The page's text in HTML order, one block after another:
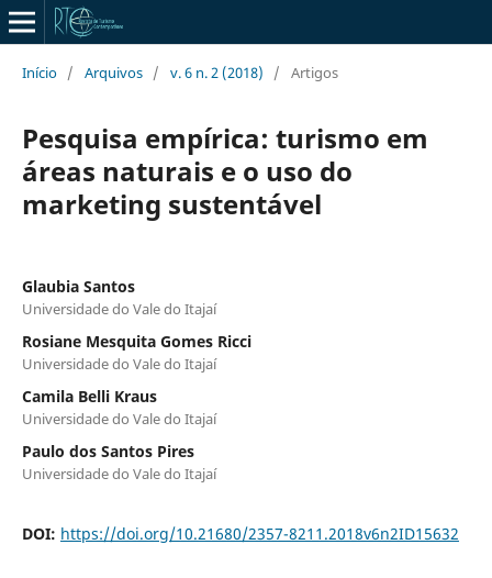
Início / Arquivos / v. 6 n. 2 (2018) / Artigos
Pesquisa empírica: turismo em
áreas naturais e o uso do
marketing sustentável
Glaubia Santos
Universidade do Vale do Itajaí
Rosiane Mesquita Gomes Ricci
Universidade do Vale do Itajaí
Camila Belli Kraus
Universidade do Vale do Itajaí
Paulo dos Santos Pires
Universidade do Vale do Itajaí
DOI: https://doi.org/10.21680/2357-8211.2018v6n2ID15632